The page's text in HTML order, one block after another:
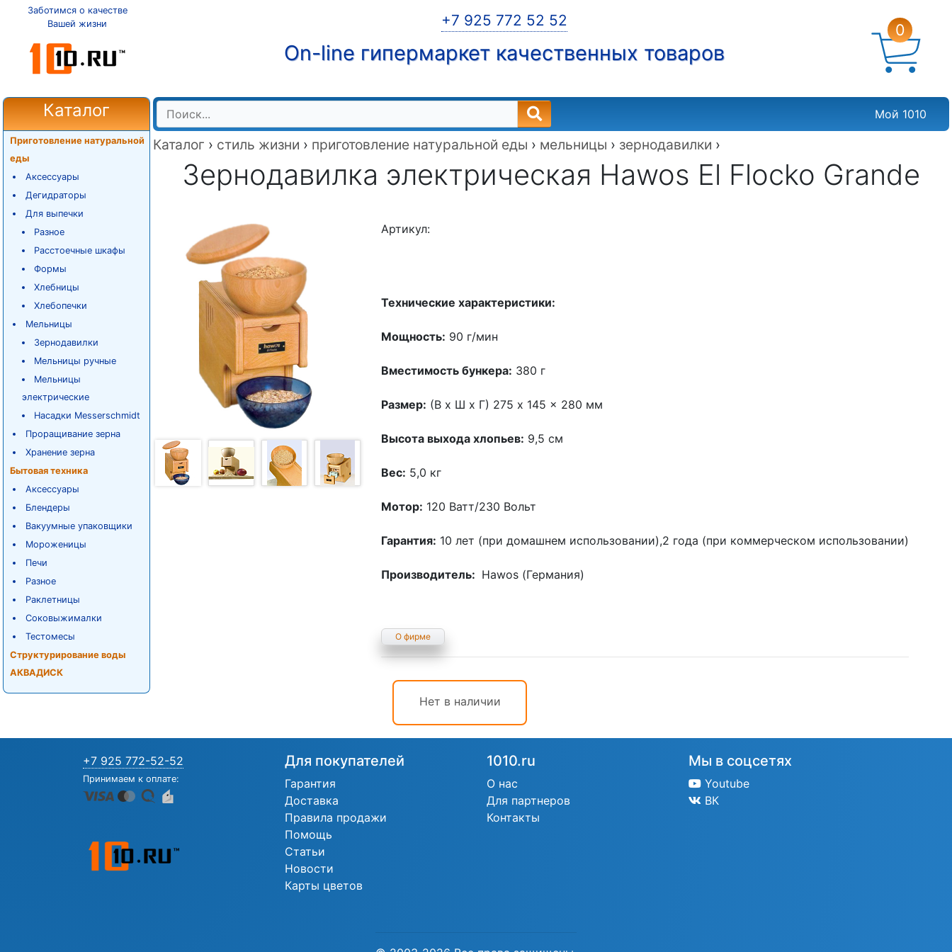
Заботимся о качестве
Вашей жизни
+7 925 772 52 52
On-line гипермаркет качественных товаров
0
Каталог
Приготовление натуральной
еды
Аксессуары
Дегидраторы
Для выпечки
Разное
Расстоечные шкафы
Формы
Хлебницы
Хлебопечки
Мельницы
Зернодавилки
Мельницы ручные
Мельницы
электрические
Насадки Messerschmidt
Проращивание зерна
Хранение зерна
Бытовая техника
Аксессуары
Блендеры
Вакуумные упаковщики
Мороженицы
Печи
Разное
Раклетницы
Соковыжималки
Тестомесы
Структурирование воды
АКВАДИСК
Мой 1010
Каталог › стиль жизни › приготовление натуральной еды › мельницы › зернодавилки ›
Зернодавилка электрическая Hawos El Flocko Grande
Артикул:
Технические характеристики:
Мощность: 90 г/мин
Вместимость бункера: 380 г
Размер: (В x Ш x Г) 275 x 145 x 280 мм
Высота выхода хлопьев: 9,5 см
Вес: 5,0 кг
Мотор: 120 Ватт/230 Вольт
Гарантия: 10 лет (при домашнем использовании),2 года (при коммерческом использовании)
Производитель: Hawos (Германия)
О фирме
Нет в наличии
+7 925 772-52-52
Принимаем к оплате:
Для покупателей
Гарантия
Доставка
Правила продажи
Помощь
Статьи
Новости
Карты цветов
1010.ru
О нас
Для партнеров
Контакты
Мы в соцсетях
Youtube
ВК